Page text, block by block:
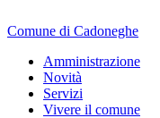
Comune di Cadoneghe
Amministrazione
Novità
Servizi
Vivere il comune